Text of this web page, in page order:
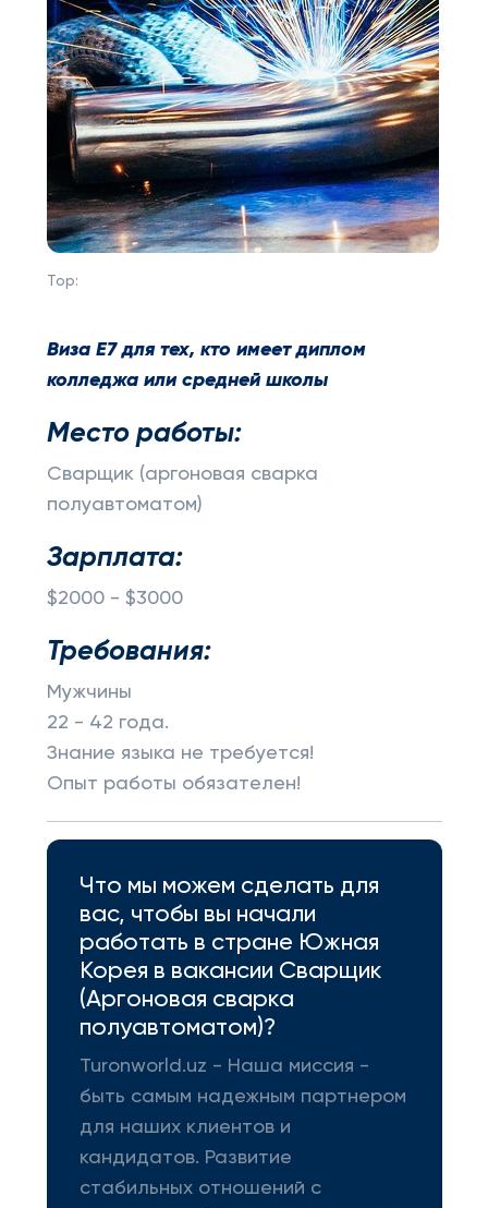
Top:
Виза E7 для тех, кто имеет диплом
колледжа или средней школы
Место работы:
Сварщик (аргоновая сварка
полуавтоматом)
Зарплата:
$2000 - $3000
Требования:
Мужчины
22 - 42 года.
Знание языка не требуется!
Опыт работы обязателен!
Что мы можем сделать для
вас, чтобы вы начали
работать в стране Южная
Корея в вакансии Сварщик
(Аргоновая сварка
полуавтоматом)?
Turonworld.uz - Наша миссия -
быть самым надежным партнером
для наших клиентов и
кандидатов. Развитие
стабильных отношений с